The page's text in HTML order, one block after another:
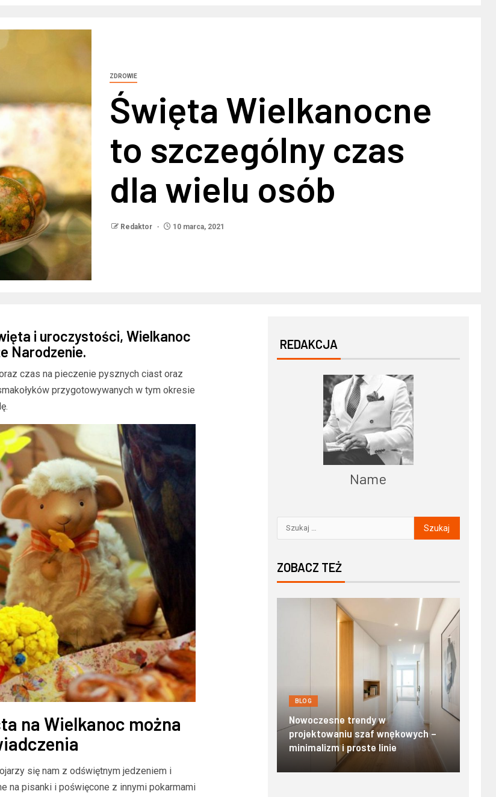
ZDROWIE
Święta Wielkanocne
to szczególny czas
dla wielu osób
Redaktor 10 marca, 2021
i uroczystości, Wielkanoc
Narodzenie.
czas na pieczenie pysznych ciast oraz
przygotowywanych w tym okresie
na Wielkanoc można
się nam z odświętnym jedzeniem i
na pisanki i poświęcone z innymi pokarmami
REDAKCJA
Name
ZOBACZ TEŻ
w sercu
na
BLOG
Czysta woda to zdrowe ryby:
Kompleksowe zarządzanie i
stabilizacja środowiska stawu
BLOG
Nowoczesne trendy w
projektowaniu szaf wnękowych –
minimalizm i proste linie